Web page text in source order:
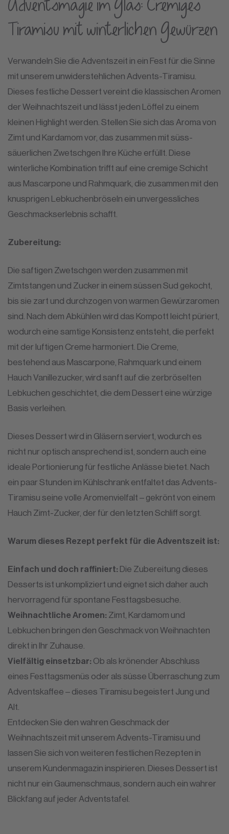
Adventsmagie im Glas: Cremiges
Tiramisu mit winterlichen Gewürzen
Verwandeln Sie die Adventszeit in ein Fest für die Sinne
mit unserem unwiderstehlichen Advents-Tiramisu.
Dieses festliche Dessert vereint die klassischen Aromen
der Weihnachtszeit und lässt jeden Löffel zu einem
kleinen Highlight werden. Stellen Sie sich das Aroma von
Zimt und Kardamom vor, das zusammen mit süss-
säuerlichen Zwetschgen Ihre Küche erfüllt. Diese
winterliche Kombination trifft auf eine cremige Schicht
aus Mascarpone und Rahmquark, die zusammen mit den
knusprigen Lebkuchenbröseln ein unvergessliches
Geschmackserlebnis schafft.
Zubereitung:
Die saftigen Zwetschgen werden zusammen mit
Zimtstangen und Zucker in einem süssen Sud gekocht,
bis sie zart und durchzogen von warmen Gewürzaromen
sind. Nach dem Abkühlen wird das Kompott leicht püriert,
wodurch eine samtige Konsistenz entsteht, die perfekt
mit der luftigen Creme harmoniert. Die Creme,
bestehend aus Mascarpone, Rahmquark und einem
Hauch Vanillezucker, wird sanft auf die zerbröselten
Lebkuchen geschichtet, die dem Dessert eine würzige
Basis verleihen.
Dieses Dessert wird in Gläsern serviert, wodurch es
nicht nur optisch ansprechend ist, sondern auch eine
ideale Portionierung für festliche Anlässe bietet. Nach
ein paar Stunden im Kühlschrank entfaltet das Advents-
Tiramisu seine volle Aromenvielfalt – gekrönt von einem
Hauch Zimt-Zucker, der für den letzten Schliff sorgt.
Warum dieses Rezept perfekt für die Adventszeit ist:
Einfach und doch raffiniert: Die Zubereitung dieses
Desserts ist unkompliziert und eignet sich daher auch
hervorragend für spontane Festtagsbesuche.
Weihnachtliche Aromen: Zimt, Kardamom und
Lebkuchen bringen den Geschmack von Weihnachten
direkt in Ihr Zuhause.
Vielfältig einsetzbar: Ob als krönender Abschluss
eines Festtagsmenüs oder als süsse Überraschung zum
Adventskaffee – dieses Tiramisu begeistert Jung und
Alt.
Entdecken Sie den wahren Geschmack der
Weihnachtszeit mit unserem Advents-Tiramisu und
lassen Sie sich von weiteren festlichen Rezepten in
unserem Kundenmagazin inspirieren. Dieses Dessert ist
nicht nur ein Gaumenschmaus, sondern auch ein wahrer
Blickfang auf jeder Adventstafel.